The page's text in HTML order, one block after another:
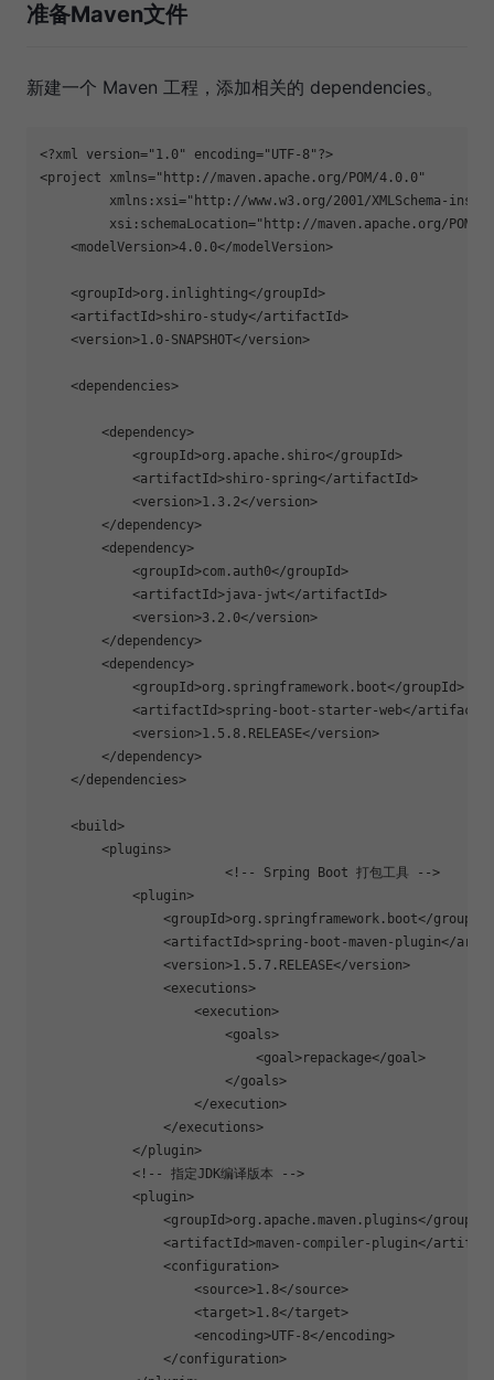
准备Maven文件
新建一个 Maven 工程，添加相关的 dependencies。
<?xml version="1.0" encoding="UTF-8" ?>
<project xmlns="http://maven.apache.org/POM/4.0.0"
xmlns:xsi="http://www.w3.org/2001/XMLSchema-
xsi:schemaLocation="http://maven.apache.org/
<modelVersion>4.0.0</modelVersion>
<groupId>org.inlighting</groupId>
<artifactId>shiro-study</artifactId>
<version>1.0-SNAPSHOT</version>
<dependencies>
<dependency>
<groupId>org.apache.shiro</groupId>
<artifactId>shiro-spring</artifactId>
<version>1.3.2</version>
</dependency>
<dependency>
<groupId>com.auth0</groupId>
<artifactId>java-jwt</artifactId>
<version>3.2.0</version>
</dependency>
<dependency>
<groupId>org.springframework.boot</groupId>
<artifactId>spring-boot-starter-web</artifactId
<version>1.5.8.RELEASE</version>
</dependency>
</dependencies>
<build>
<plugins>
<!-- Srping Boot 打包工具 -->
<plugin>
<groupId>org.springframework.boot</groupId
<artifactId>spring-boot-maven-plugin</
<version>1.5.7.RELEASE</version>
<executions>
<execution>
<goals>
<goal>repackage</goal>
</goals>
</execution>
</executions>
</plugin>
<!-- 指定JDK编译版本 -->
<plugin>
<groupId>org.apache.maven.plugins</groupId
<artifactId>maven-compiler-plugin</
<configuration>
<source>1.8</source>
<target>1.8</target>
<encoding>UTF-8</encoding>
</configuration>